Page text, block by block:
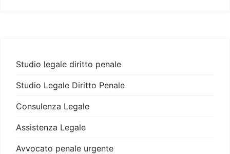
Studio legale diritto penale
Studio Legale Diritto Penale
Consulenza Legale
Assistenza Legale
Avvocato penale urgente